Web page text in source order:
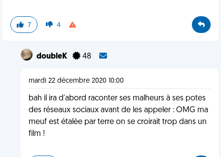
7 4
doubleK 48
mardi 22 décembre 2020 10:00
bah il ira d'abord raconter ses malheurs à ses potes
des réseaux sociaux avant de les appeler : OMG ma
meuf est étalée par terre on se croirait trop dans un
film !